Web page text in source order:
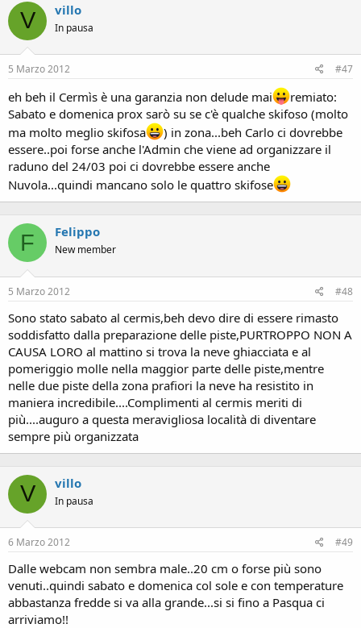
V villo
In pausa
5 Marzo 2012 #47
eh beh il Cermìs è una garanzia non delude mai
remiato:
Sabato e domenica prox sarò su se c'è qualche skifoso (molto
ma molto meglio skifosa
) in zona...beh Carlo ci dovrebbe
essere..poi forse anche l'Admin che viene ad organizzare il
raduno del 24/03 poi ci dovrebbe essere anche
Nuvola...quindi mancano solo le quattro skifose
F Felippo
New member
5 Marzo 2012 #48
Sono stato sabato al cermis,beh devo dire di essere rimasto
soddisfatto dalla preparazione delle piste,PURTROPPO NON A
CAUSA LORO al mattino si trova la neve ghiacciata e al
pomeriggio molle nella maggior parte delle piste,mentre
nelle due piste della zona prafiori la neve ha resistito in
maniera incredibile....Complimenti al cermis meriti di
più....auguro a questa meravigliosa località di diventare
sempre più organizzata
V villo
In pausa
6 Marzo 2012 #49
Dalle webcam non sembra male..20 cm o forse più sono
venuti..quindi sabato e domenica col sole e con temperature
abbastanza fredde si va alla grande...si si fino a Pasqua ci
arriviamo!!